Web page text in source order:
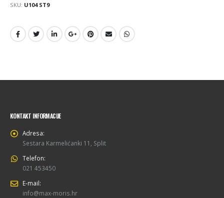
SKU: U104 ST9
KONTAKT INFORMACIJE
Adresa:
Sestara Karmelićanki 11, Split
Telefon:
021 453450
E-mail:
info@max-moris.hr